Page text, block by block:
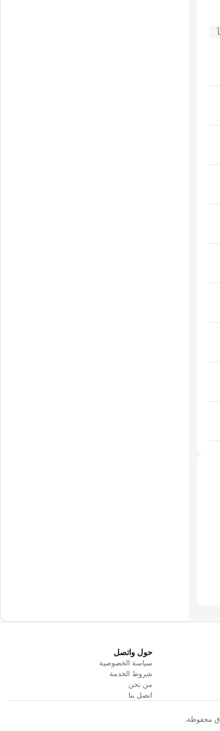
حول واتصل
سياسة الخصوصية
شروط الخدمة
من نحن
اتصل بنا